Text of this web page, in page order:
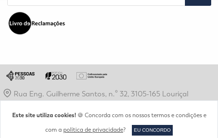
Rua Eng. Guilherme Santos, n.º 32, 3105-165 Louriçal
Este site utiliza cookies!🍪 Concorda com os nossos termos e condições e
com a política de privacidade? EU CONCORDO